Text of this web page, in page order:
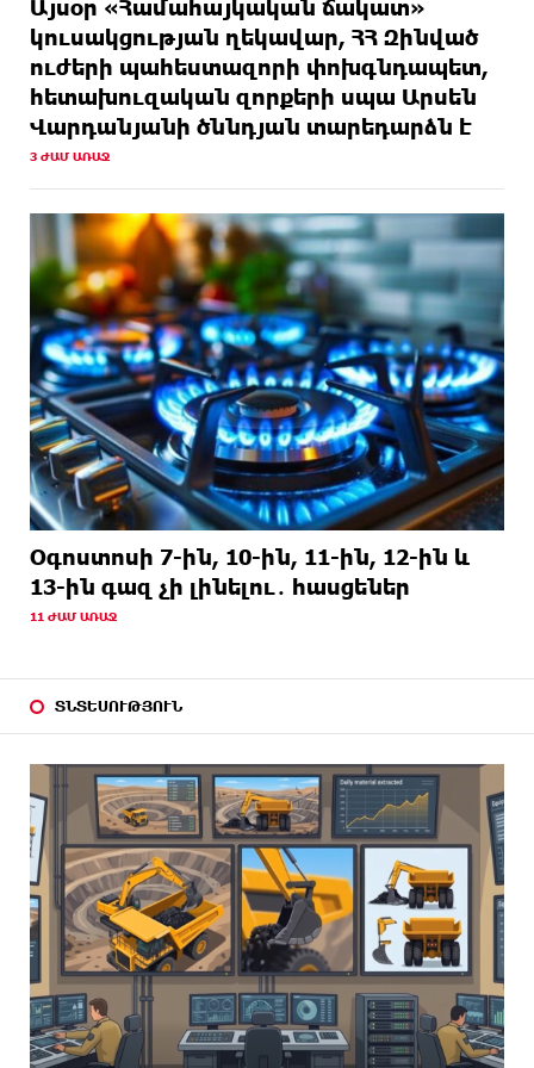
Այսօր «Համահայկական ճակատ»
կուսակցության ղեկավար, ՀՀ Զինված
ուժերի պահեստազորի փոխգնդապետ,
հետախուզական զորքերի սպա Արսեն
Վարդանյանի ծննդյան տարեդարձն է
3 ԺԱՄ ԱՌԱՋ
Օգոստոսի 7-ին, 10-ին, 11-ին, 12-ին և
13-ին գազ չի լինելու․ հասցեներ
11 ԺԱՄ ԱՌԱՋ
ՏՆՏԵՍՈՒԹՅՈՒՆ